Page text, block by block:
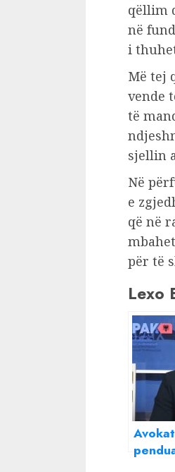
qëllim
në
i
Më tej
vende
të
sjellin
Në
e
që në
për të
Lexo